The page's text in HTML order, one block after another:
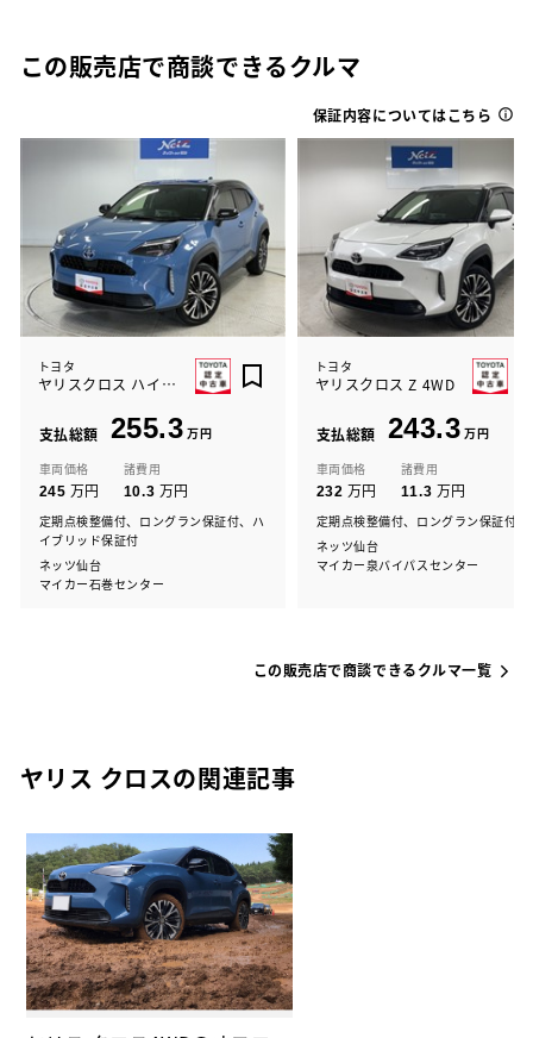
この販売店で商談できるクルマ
保証内容についてはこちら
トヨタ
ヤリスクロス ハイブリッド Z
支払総額 255.3 万円
車両価格
245 万円
諸費用
10.3 万円
定期点検整備付、ロングラン保証付、ハ
イブリッド保証付
ネッツ仙台
マイカー石巻センター
トヨタ
ヤリスクロス Z 4WD
支払総額 243.3 万円
車両価格
232 万円
諸費用
11.3 万円
定期点検整備付、ロングラン保証付
ネッツ仙台
マイカー泉バイパスセンター
この販売店で商談できるクルマ一覧
ヤリス クロスの関連記事